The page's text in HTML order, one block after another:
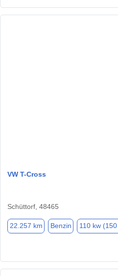
VW T-Cross
Schüttorf, 48465
22.257 km Benzin 110 kw